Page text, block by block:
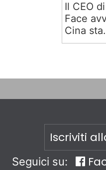
Il CEO
Face
Cina
Iscriviti
Seguici su: